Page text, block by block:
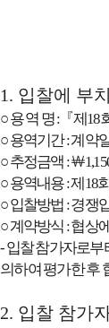
1. 입찰에 부
○용 역 명:『제18
○용역기간:계약
○추정금액 :￦
○용역내용:제18
○입찰방법 :경쟁
○계약방식 :협상
-입찰 참가자로
의하여 평가한 후
2. 입찰 참가